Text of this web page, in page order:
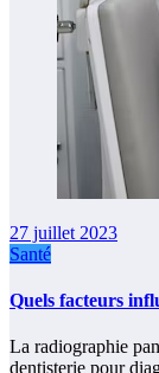
27 juillet 2023
Santé
Quels facteurs
La radiographie
dentisterie pour